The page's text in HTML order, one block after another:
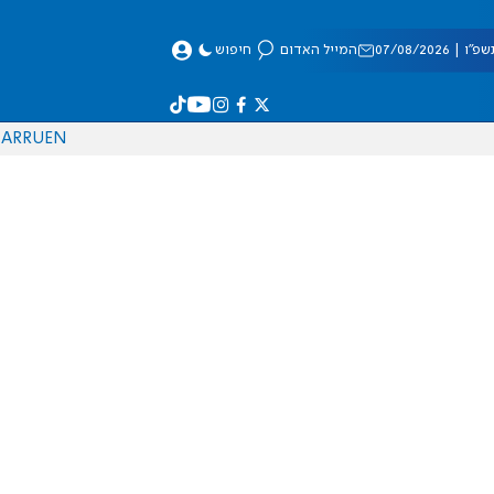
08/2026 המייל האדום חיפוש
EN
RU
AR